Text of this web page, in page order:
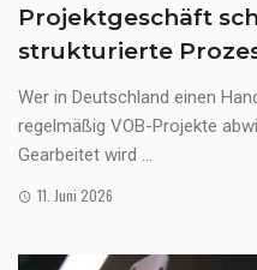
Projektgeschäft
strukturierte
Wer in Deutschland einen
regelmäßig VOB-Projekte
Gearbeitet wird ...
11. Juni 2026